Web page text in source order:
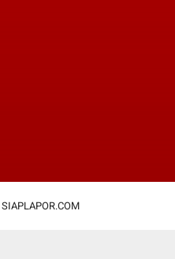
SIAPLAPOR.COM